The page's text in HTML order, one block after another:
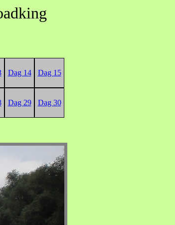
Dag 14 Dag 15
Dag 29 Dag 30